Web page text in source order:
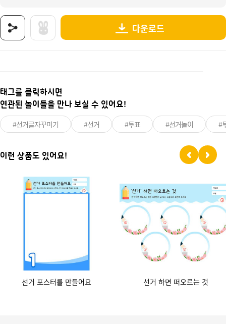
다운로드
태그를 클릭하시면
연관된 놀이들을 만나 보실 수 있어요!
#선거글자꾸미기 #선거 #투표 #선거놀이 #
이런 상품도 있어요!
선거 포스터를 만들어요 선거 하면 떠오르는 것